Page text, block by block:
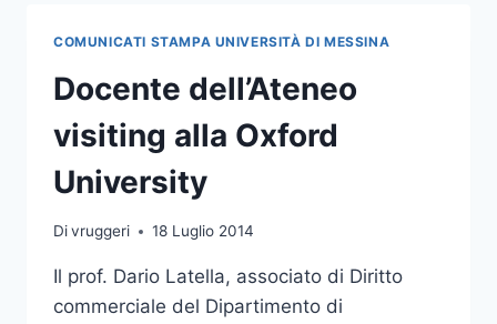
VISITING
PROFESSOR
TUTTO
MONDO
COMUNICATI STAMPA UNIVERSITÀ DI MESSINA
Docente dell’Ateneo
visiting alla Oxford
University
Divruggeri 18 Luglio 2014
Il prof. Dario Latella, associato di Diritto
commerciale del Dipartimento di